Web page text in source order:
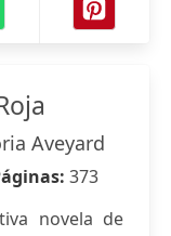
Aveyard
373
novela de